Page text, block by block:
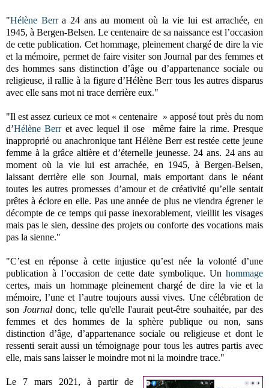
"Hélène Berra 24 ans au moment où la vie lui est arrachée, en
1945, à Bergen-Belsen. Le centenaire de sa naissance est l’occasion
de cette publication. Cet hommage, pleinement chargé de dire la vie
et la mémoire, permet de faire visiter son Journal par des femmes et
des hommes sans distinction d’âge ou d’appartenance sociale ou
religieuse, il rallie à la figure d’Hélène Berr tous les autres disparus
avec elle sans mot ni trace derrière eux."
"Il est assez curieux ce mot « centenaire » apposé tout près du nom
d’Hélène Berret avec lequel il ose même faire la rime. Presque
inapproprié ou anachronique tant Hélène Berr est restée cette jeune
femme à la grâce altière et d’éternelle jeunesse. 24 ans. 24 ans au
moment où la vie lui est arrachée, en 1945, à Bergen-Belsen,
laissant derrière elle son Journal, mais emportant dans le néant
toutes les autres promesses d’amour et de créativité qu’elle sentait
prêtes à éclore en elle. Pas une année de plus ne viendra égrener le
décompte de ce temps qui passe inexorablement, vieillit les visages
mais pas le sien, dessine des projets ou conforte des vocations mais
pas la sienne."
"C’est en réponse à cette injustice qu’est née la volonté d’une
publication à l’occasion de cette date symbolique. Un hommage
certes, mais un hommage pleinement chargé de dire la vie et la
mémoire, l’une et l’autre toujours aussi vives. Une célébration de
son Journal donc, telle qu'elle l'aurait peut-être souhaitée, par des
femmes et des hommes de la sphère publique ou non, sans
distinction d’âge, d’appartenance sociale ou religieuse et dont le
ressenti serait aussi un témoignage pour tous les autres partis avec
elle, mais sans laisser le moindre mot ni la moindre trace."
Le 7 mars 2021, à partir de